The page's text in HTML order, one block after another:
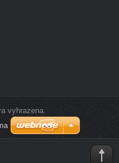
vyhrazena.